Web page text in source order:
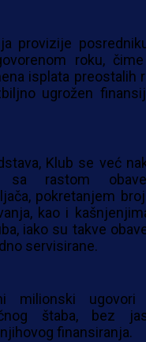
provizije
roku,
isplata preostalih
ugrožen
Klub se već
rastom
pokretanjem
kao i
iako su takve
servisirane.
milionski ugovori
štaba, bez
finansiranja.